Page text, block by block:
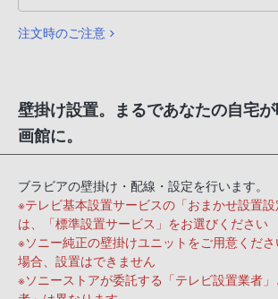
注文時のご注意
壁掛け設置。まるであなたの自宅
画館に。
ブラビアの壁掛け・配線・設定を行います。
※テレビ基本設置サービスの「おまかせ設置
は、「標準設置サービス」をお選びください
※ソニー純正の壁掛けユニットをご用意くだ
場合、設置はできません
※ソニーストアが委託する「テレビ設置業者